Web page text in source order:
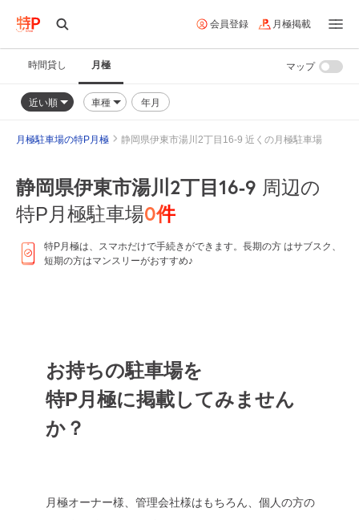
会員登録 月極掲載
時間貸し 月極
近い順 車種 年月
マップ
月極駐車場の特P月極 静岡県伊東市湯川2丁目16-9 近くの月極駐車場
静岡県伊東市湯川2丁目16-9 周辺の
特P月極駐車場0件
特P月極は、スマホだけで手続きができます。長期の方 はサブスク、
短期の方はマンスリーがおすすめ♪
お持ちの駐車場を
特P月極に掲載してみません
か？
月極オーナー様、管理会社様はもちろん、個人の方の